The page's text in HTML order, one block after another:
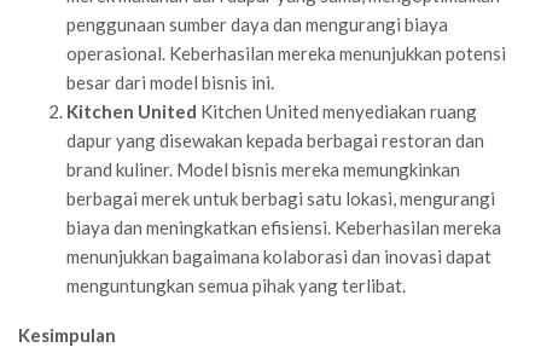
penggunaan sumber daya dan mengurangi biaya
operasional. Keberhasilan mereka menunjukkan potensi
besar dari model bisnis ini.
Kitchen United Kitchen United menyediakan ruang
dapur yang disewakan kepada berbagai restoran dan
brand kuliner. Model bisnis mereka memungkinkan
berbagai merek untuk berbagi satu lokasi, mengurangi
biaya dan meningkatkan efisiensi. Keberhasilan mereka
menunjukkan bagaimana kolaborasi dan inovasi dapat
menguntungkan semua pihak yang terlibat.
Kesimpulan